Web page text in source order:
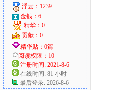
浮云：1239
金钱：6
精华：0
贡献：0
精华贴：0篇
阅读权限：10
注册时间: 2021-8-6
在线时间: 81 小时
最后登录: 2026-8-6